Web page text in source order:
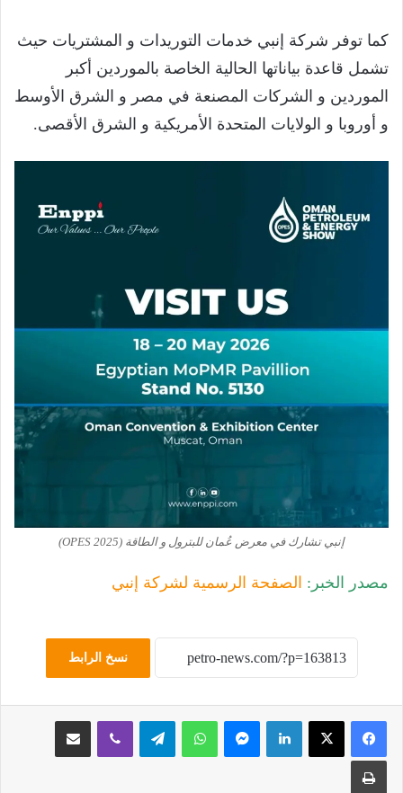
كما توفر شركة إنبي خدمات التوريدات و المشتريات حيث
تشمل قاعدة بياناتها الحالية الخاصة بالموردين أكبر
الموردين و الشركات المصنعة في مصر و الشرق الأوسط
و أوروبا و الولايات المتحدة الأمريكية و الشرق الأقصى.
إنبي تشارك في معرض عُمان للبترول و الطاقة (OPES 2025)
مصدر الخبر: الصفحة الرسمية لشركة إنبي
نسخ الرابط
لينكدإن ماسنجر واتساب تيلقرام ڤايبر مشاركة عبر البريد
طباعة